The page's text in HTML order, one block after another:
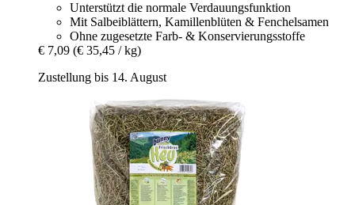
Unterstützt die normale Verdauungsfunktion
Mit Salbeiblättern, Kamillenblüten & Fenchelsamen
Ohne zugesetzte Farb- & Konservierungsstoffe
€ 7,09 (€ 35,45 / kg)
Zustellung bis 14. August